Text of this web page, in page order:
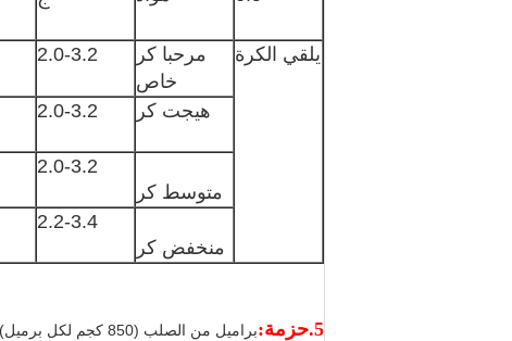
يلقي الكرة
مرحبا كر
خاص
2.0-3.2
هيجت كر 2.0-3.2
متوسط ​​كر
2.0-3.2
منخفض كر
2.2-3.4
5.حزمة: براميل من الصلب (850 كجم لكل برميل) أو أكياس حاويات مرنة (1000 كجم لكل كيس)